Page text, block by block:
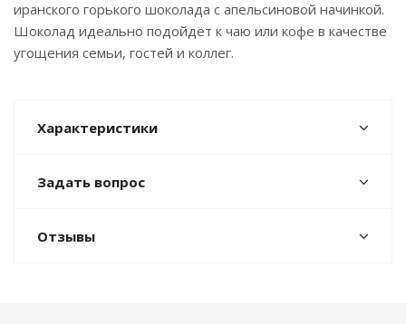
иранского горького шоколада с апельсиновой начинкой.
Шоколад идеально подойдёт к чаю или кофе в качестве
угощения семьи, гостей и коллег.
Характеристики
Задать вопрос
Отзывы